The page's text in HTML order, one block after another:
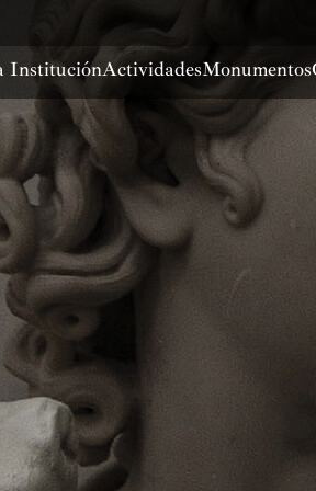
InstituciónActividadesMonumentos